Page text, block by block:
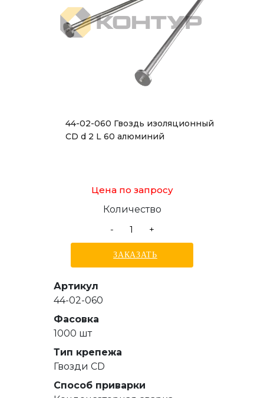
44-02-060 Гвоздь изоляционный
CD d 2 L 60 алюминий
Цена по запросу
Количество
-
+
ЗАКАЗАТЬ
Артикул
44-02-060
Фасовка
1000 шт
Тип крепежа
Гвозди СD
Способ приварки